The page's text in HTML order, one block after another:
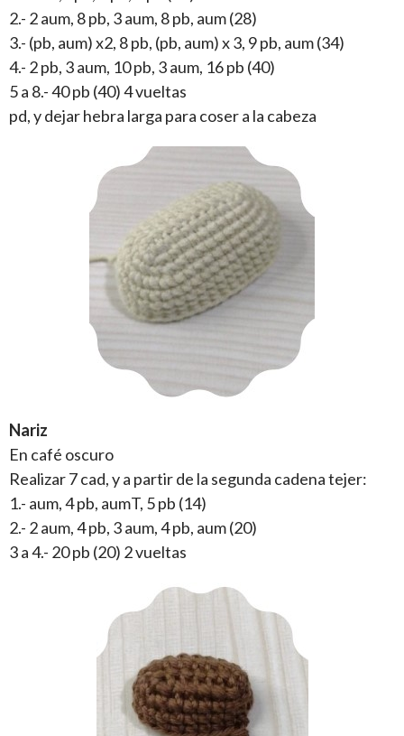
2.- 2 aum, 8 pb, 3 aum, 8 pb, aum (28)
3.- (pb, aum) x2, 8 pb, (pb, aum) x 3, 9 pb, aum (34)
4.- 2 pb, 3 aum, 10 pb, 3 aum, 16 pb (40)
5 a 8.- 40 pb (40) 4 vueltas
pd, y dejar hebra larga para coser a la cabeza
Nariz
En café oscuro
Realizar 7 cad, y a partir de la segunda cadena tejer:
1.- aum, 4 pb, aumT, 5 pb (14)
2.- 2 aum, 4 pb, 3 aum, 4 pb, aum (20)
3 a 4.- 20 pb (20) 2 vueltas